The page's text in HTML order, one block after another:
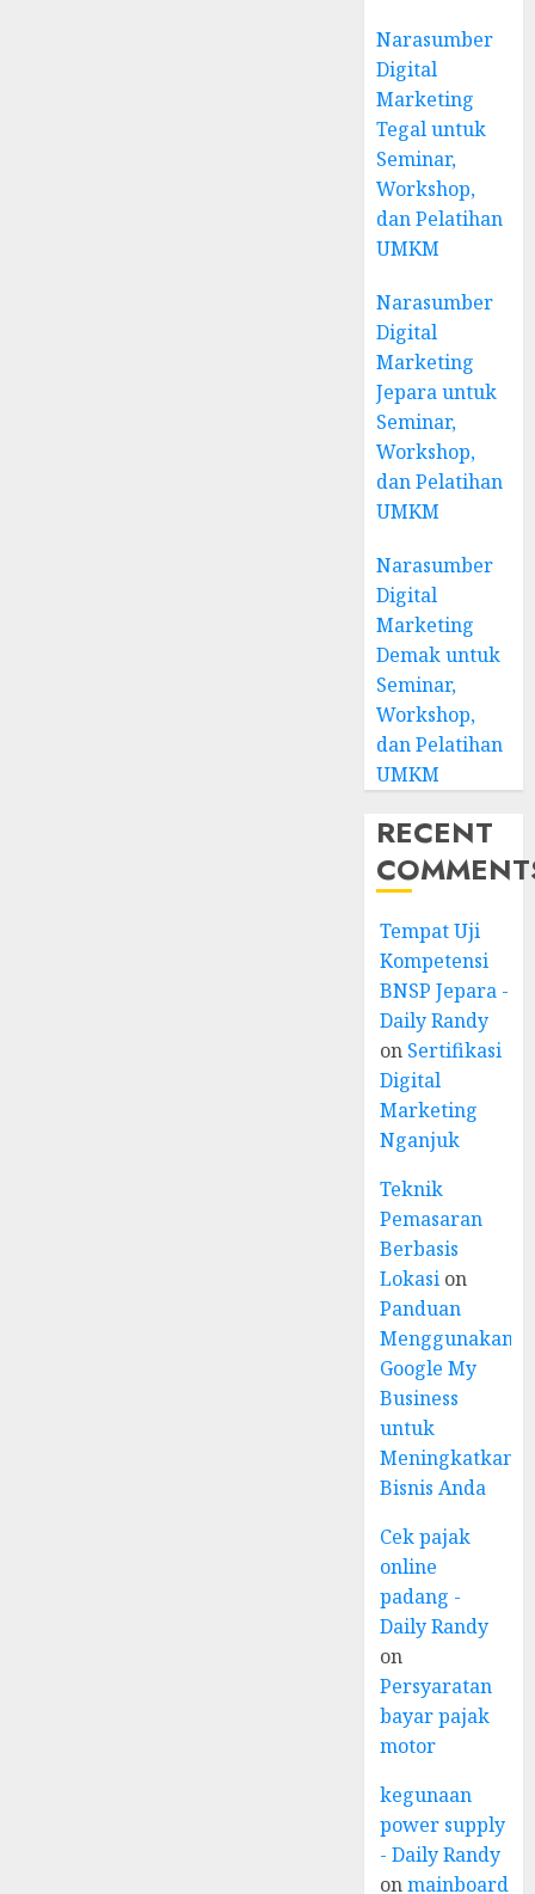
Narasumber
Digital
Marketing
Tegal untuk
Seminar,
Workshop,
dan Pelatihan
UMKM
Narasumber
Digital
Marketing
Jepara untuk
Seminar,
Workshop,
dan Pelatihan
UMKM
Narasumber
Digital
Marketing
Demak untuk
Seminar,
Workshop,
dan Pelatihan
UMKM
RECENT
Tempat Uji
Kompetensi
BNSP Jepara -
Daily Randy
on Sertifikasi
Digital
Marketing
Nganjuk
Teknik
Pemasaran
Berbasis
Lokasi on
Panduan
Menggunakan
Google My
Business
untuk
Meningkatkan
Bisnis Anda
Cek pajak
online
padang -
Daily Randy
on
Persyaratan
bayar pajak
motor
kegunaan
power supply
- Daily Randy
onmainboard